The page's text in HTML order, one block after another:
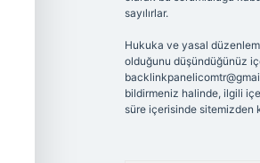
sayılırlar.
Hukuka ve yasal
olduğunu düşündüğünüz
bildirmeniz halinde, ilgili
süre içerisinde sitemizden